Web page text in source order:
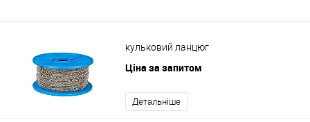
кульковий ланцюг
Ціна за запитом
Детальніше